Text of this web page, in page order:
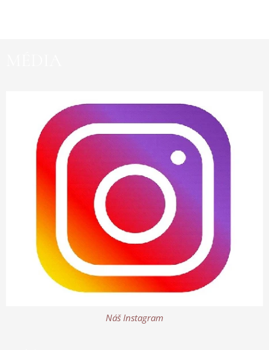
Náš Instagram